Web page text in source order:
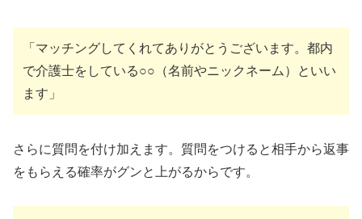
「マッチングしてくれてありがとうございます。都内
で介護士をしている○○（名前やニックネーム）といい
ます」
さらに質問を付け加えます。質問をつけると相手から返事
をもらえる確率がグンと上がるからです。